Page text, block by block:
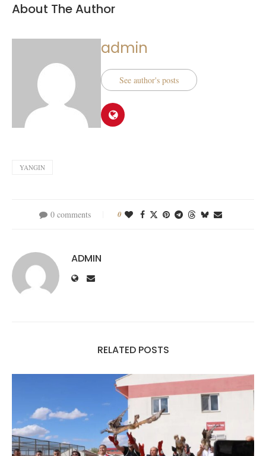
About The Author
admin
See author's posts
YANGIN
0 comments 0
ADMIN
RELATED POSTS